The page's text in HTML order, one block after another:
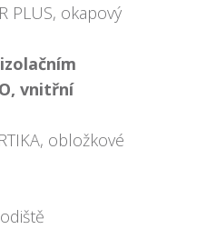
PLUS, okapový
vnitřní
obložkové